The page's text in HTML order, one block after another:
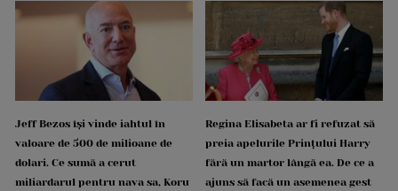
Jeff Bezos își vinde iahtul în
valoare de 500 de milioane de
dolari. Ce sumă a cerut
miliardarul pentru nava sa, Koru
Regina Elisabeta ar fi refuzat să
preia apelurile Prințului Harry
fără un martor lângă ea. De ce a
ajuns să facă un asemenea gest